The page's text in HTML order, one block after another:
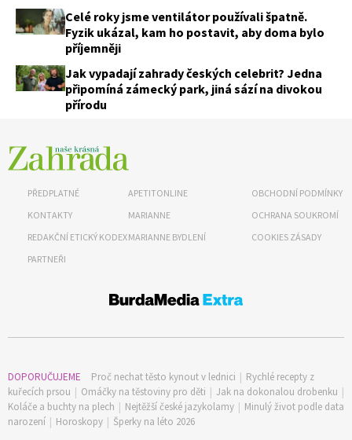
65 Kč
Celé roky jsme ventilátor používali špatně.
Fyzik ukázal, kam ho postavit, aby doma bylo
příjemněji
Jak vypadají zahrady českých celebrit? Jedna
připomíná zámecký park, jiná sází na divokou
přírodu
PŘEDPLATNÉ
KONTAKTY
REDAKČNÍ ETICKÝ KODEX
PARTNEŘI
APETITONLINE
MARIANNE
MARIANNE BYDLENÍ
OBCHODNÍ PODMÍNKY
OCHRANA SOUKROMÍ
COOKIES ZÁSADY
DOPORUČUJEME Proč nechat těsto kynout v lednici | Rychlé recepty z
kuřecích prsou | Omáčky na těstoviny pro děti | Jak na dokonalou drobenku |
Koláče a buchty na plech | Nejtěžší české jazykolamy | Minulý život podle data
narození | Horoskopy | Šperky na léto 2026